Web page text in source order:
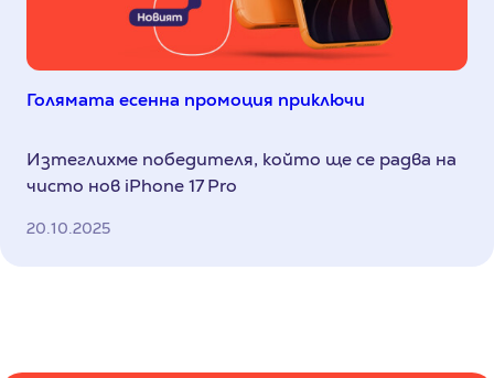
Голямата есенна промоция приключи
Изтеглихме победителя, който ще се радва на
чисто нов iPhone 17 Pro
20.10.2025